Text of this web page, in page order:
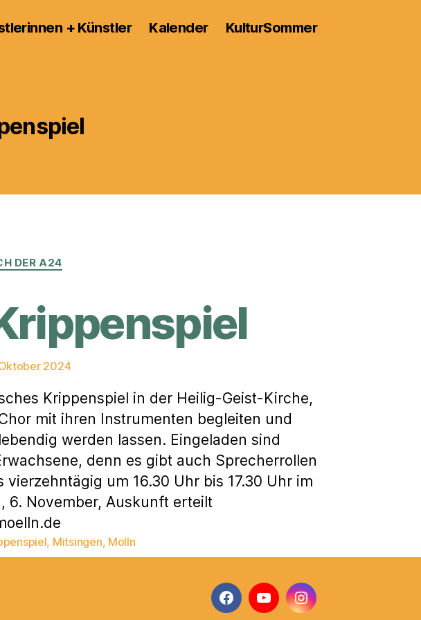
+ Künstler Kalender KulturSommer
DER A24
2024
Krippenspiel in der Heilig-Geist-Kirche,
mit ihren Instrumenten begleiten und
werden lassen. Eingeladen sind
denn es gibt auch Sprecherrollen
um 16.30 Uhr bis 17.30 Uhr im
6. November, Auskunft erteilt
, Mitsingen, Mölln
FacebookYouTubeInstagram